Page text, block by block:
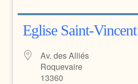
Eglise Saint-Vincent
Av. des Alliés
Roquevaire
13360